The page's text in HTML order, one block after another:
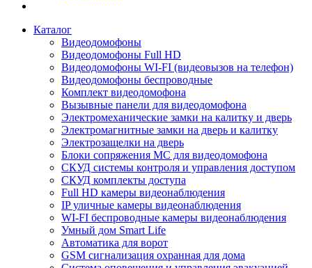
Каталог
Видеодомофоны
Видеодомофоны Full HD
Видеодомофоны WI-FI (видеовызов на телефон)
Видеодомофоны беспроводные
Комплект видеодомофона
Вызывные панели для видеодомофона
Электромеханические замки на калитку и дверь
Электромагнитные замки на дверь и калитку
Электрозащелки на дверь
Блоки сопряжения МС для видеодомофона
СКУД системы контроля и управления доступом
СКУД комплекты доступа
Full HD камеры видеонаблюдения
IP уличные камеры видеонаблюдения
WI-FI беспроводные камеры видеонаблюдения
Умный дом Smart Life
Автоматика для ворот
GSM сигнализация охранная для дома